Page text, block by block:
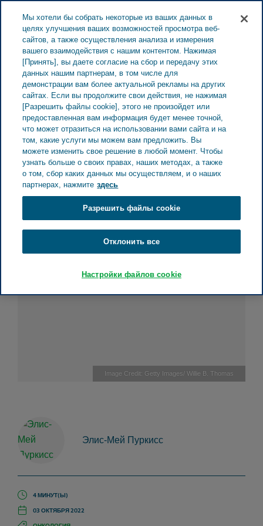
Забота о здоровье Все истории
совета о том, как поддерживать отношения после
диагностирования рака
Четыре совета о том, как
поддерживать отношения
после диагностирования
рака
Image Credit: Getty Images/ Willie B. Thomas
Элис-Мей Пуркисс
4 МИНУТ(Ы)
03 ОКТЯБРЯ 2022
Мы хотели бы собрать некоторые из ваших данных в
целях улучшения ваших возможностей просмотра веб-
сайтов, а также осуществления анализа и измерения
вашего взаимодействия с нашим контентом. Нажимая
[Принять], вы даете согласие на сбор и передачу этих
данных нашим партнерам, в том числе для
демонстрации вам более актуальной рекламы на других
сайтах. Если вы продолжите свои действия, не нажимая
[Разрешить файлы cookie], этого не произойдет или
предоставленная вам информация будет менее точной,
что может отразиться на использовании вами сайта и на
том, какие услуги мы можем вам предложить. Вы
можете изменить свое решение в любой момент. Чтобы
узнать больше о своих правах, наших методах, а также
о том, сбор каких данных мы осуществляем, и о наших
партнерах, нажмите здесь
Разрешить файлы cookie
Отклонить все
Настройки файлов cookie